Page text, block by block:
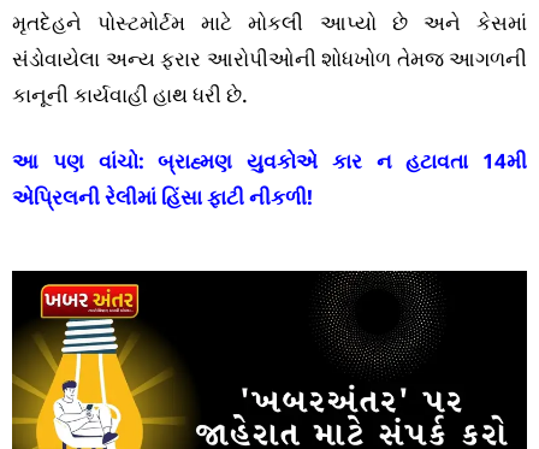
મૃતદેહને પોસ્ટમોર્ટમ માટે મોકલી આપ્યો છે અને કેસમાં
સંડોવાયેલા અન્ય ફરાર આરોપીઓની શોધખોળ તેમજ આગળની
કાનૂની કાર્યવાહી હાથ ધરી છે.
આ પણ વાંચો:બ્રાહ્મણ યુવકોએ કાર ન હટાવતા 14મી
એપ્રિલની રેલીમાં હિંસા ફાટી નીકળી!